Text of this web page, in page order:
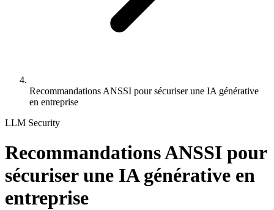
Recommandations ANSSI pour sécuriser une IA générative
en entreprise
LLM Security
Recommandations ANSSI pour
sécuriser une IA générative en
entreprise